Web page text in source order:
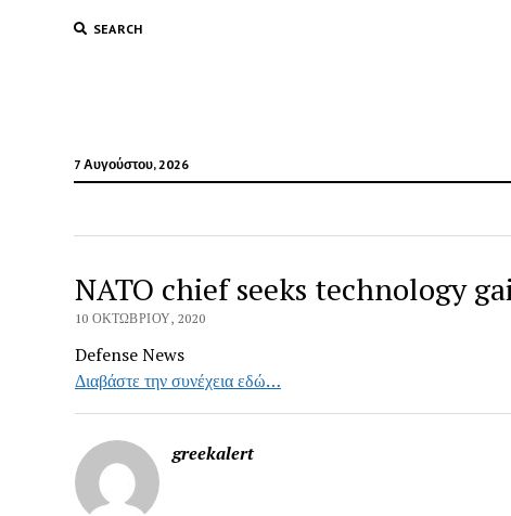
SEARCH
7 Αυγούστου, 2026
NATO chief seeks technology
10 ΟΚΤΩΒΡΊΟΥ, 2020
Defense News
Διαβάστε την συνέχεια εδώ…
greekalert